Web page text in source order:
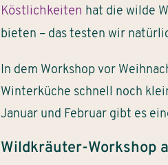
Köstlichkeiten hat die wilde
bieten – das testen wir
In dem Workshop vor
Winterküche schnell noch
Januar und Februar gibt es
Wildkräuter-Workshop